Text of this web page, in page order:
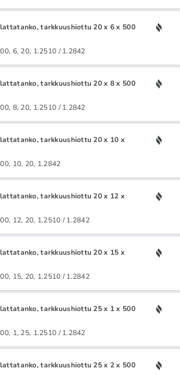
tarkkuushiottu 20 x 6 x 500
6, 20, 1.2510 / 1.2842
tarkkuushiottu 20 x 8 x 500
8, 20, 1.2510 / 1.2842
tarkkuushiottu 20 x 10 x
10, 20, 1.2842
tarkkuushiottu 20 x 12 x
12, 20, 1.2510 / 1.2842
tarkkuushiottu 20 x 15 x
15, 20, 1.2510 / 1.2842
tarkkuushiottu 25 x 1 x 500
1, 25, 1.2510 / 1.2842
tarkkuushiottu 25 x 2 x 500